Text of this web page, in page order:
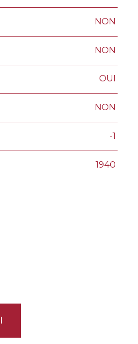
NON
NON
OUI
NON
-1
1940